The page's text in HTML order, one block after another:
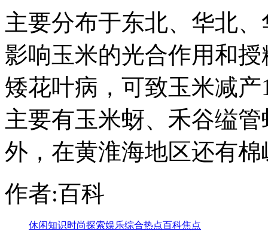
主要分布于东北、华北
影响玉米的光合作用和
矮花叶病，可致玉米减
主要有玉米蚜、禾谷缢
外，在黄淮海地区还有
作者:百科
休闲知识时尚探索娱乐综合热点百科焦点